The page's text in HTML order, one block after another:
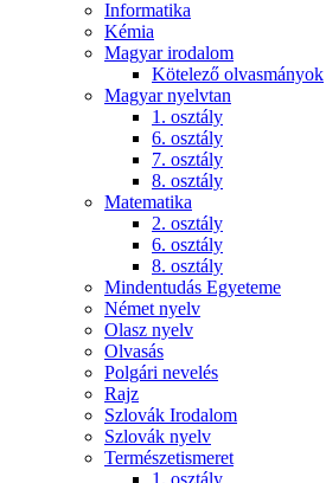
Informatika
Kémia
Magyar irodalom
Kötelező olvasmányok
Magyar nyelvtan
1. osztály
6. osztály
7. osztály
8. osztály
Matematika
2. osztály
6. osztály
8. osztály
Mindentudás Egyeteme
Német nyelv
Olasz nyelv
Olvasás
Polgári nevelés
Rajz
Szlovák Irodalom
Szlovák nyelv
Természetismeret
1. osztály